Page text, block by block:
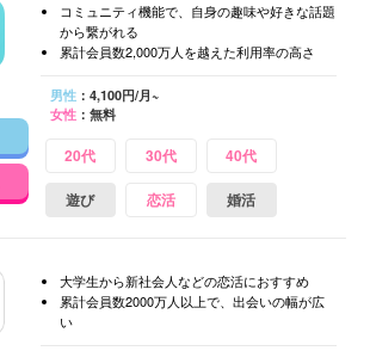
コミュニティ機能で、自身の趣味や好きな話題
から繋がれる
累計会員数2,000万人を越えた利用率の高さ
男性：4,100円/月~
女性：無料
20代 30代 40代
遊び 恋活 婚活
大学生から新社会人などの恋活におすすめ
累計会員数2000万人以上で、出会いの幅が広
い